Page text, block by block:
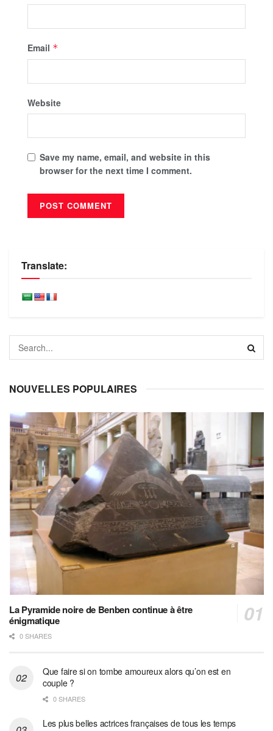
Email *
Website
Save my name, email, and website in this
browser for the next time I comment.
Translate:
NOUVELLES POPULAIRES
La Pyramide noire de Benben continue à être
énigmatique
0 SHARES
Que faire si on tombe amoureux alors qu’on est en
couple ?
0 SHARES
Les plus belles actrices françaises de tous les temps